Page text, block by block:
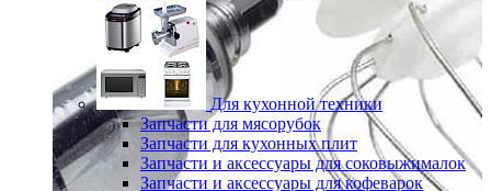
Для кухонной техники
Запчасти для мясорубок
Запчасти для кухонных плит
Запчасти и аксессуары для соковыжималок
Запчасти и аксессуары для кофеварок